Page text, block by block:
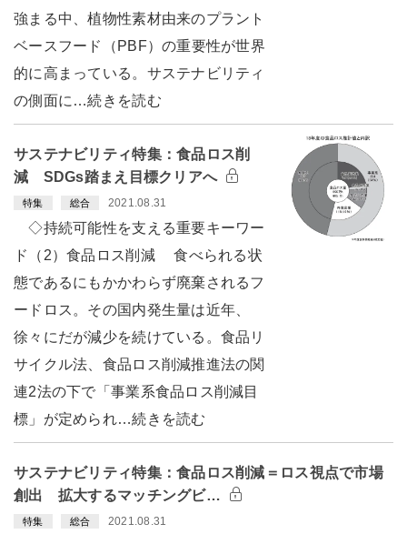
強まる中、植物性素材由来のプラント
ベースフード（PBF）の重要性が世界
的に高まっている。サステナビリティ
の側面に…続きを読む
サステナビリティ特集：食品ロス削
減 SDGs踏まえ目標クリアへ
特集 総合 2021.08.31
◇持続可能性を支える重要キーワー
ド（2）食品ロス削減 食べられる状
態であるにもかかわらず廃棄されるフ
ードロス。その国内発生量は近年、
徐々にだが減少を続けている。食品リ
サイクル法、食品ロス削減推進法の関
連2法の下で「事業系食品ロス削減目
標」が定められ…続きを読む
サステナビリティ特集：食品ロス削減＝ロス視点で市場
創出 拡大するマッチングビ…
特集 総合 2021.08.31